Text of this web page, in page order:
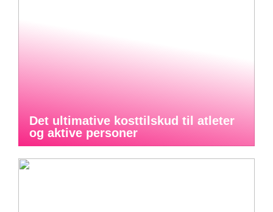
Det ultimative kosttilskud til atleter
og aktive personer